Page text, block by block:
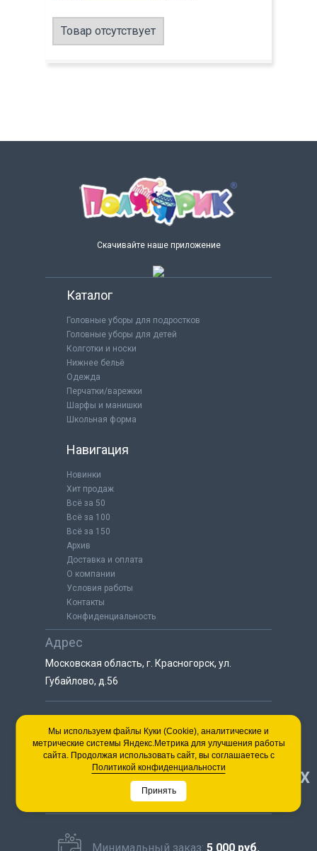
Товар отсутствует
Скачивайте наше приложение
Каталог
Головные уборы для подростков
Головные уборы для детей
Колготки и носки
Нижнее бельё
Одежда
Перчатки/варежки
Шарфы и манишки
Школьная форма
Навигация
Новинки
Хит продаж
Всё за 50
Всё за 100
Всё за 150
Архив
Доставка и оплата
О компании
Условия работы
Контакты
Конфиденциальность
Адрес
Московская область, г. Красногорск, ул.
Губайлово, д.56
8 (925) 064-55-25
пн-сб с 9:00 до 18:00
8 (495) 563-03-35
пн-сб с 9:00 до 18:00
Минимальный заказ: 5 000 руб.
НАВЕРХ
Мы используем файлы Куки (Cookie), аналитические и
метрические системы Яндекс.Метрика для улучшения работы
сайта. Продолжая использовать сайт, вы соглашаетесь с
Политикой конфиденциальности
Принять